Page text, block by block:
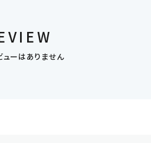
ューはありません